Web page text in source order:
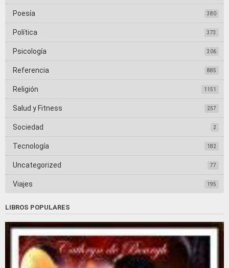
Poesía 380
Política 373
Psicología 306
Referencia 885
Religión 1151
Salud y Fitness 257
Sociedad 2
Tecnología 182
Uncategorized 77
Viajes 195
LIBROS POPULARES